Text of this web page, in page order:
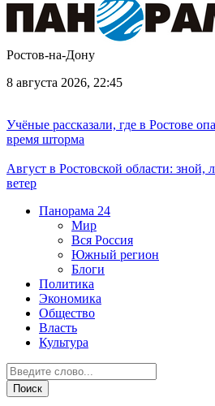
Ростов-на-Дону
8 августа 2026, 22:45
Учёные рассказали, где в Ростове
время шторма
Август в Ростовской области:
ветер
Панорама 24
Мир
Вся Россия
Южный регион
Блоги
Политика
Экономика
Общество
Власть
Культура